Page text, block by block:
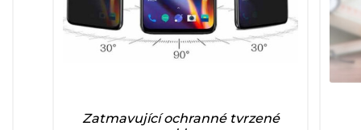
Zatmavující ochranné tvrzené